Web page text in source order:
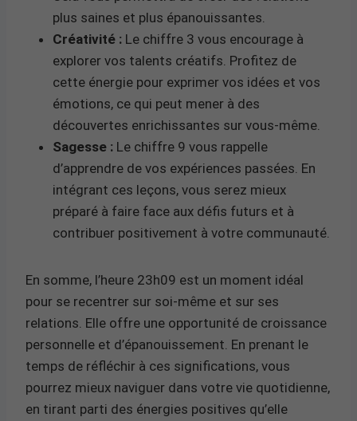
plus saines et plus épanouissantes.
Créativité : Le chiffre 3 vous encourage à
explorer vos talents créatifs. Profitez de
cette énergie pour exprimer vos idées et vos
émotions, ce qui peut mener à des
découvertes enrichissantes sur vous-même.
Sagesse : Le chiffre 9 vous rappelle
d’apprendre de vos expériences passées. En
intégrant ces leçons, vous serez mieux
préparé à faire face aux défis futurs et à
contribuer positivement à votre communauté.
En somme, l’heure 23h09 est un moment idéal
pour se recentrer sur soi-même et sur ses
relations. Elle offre une opportunité de croissance
personnelle et d’épanouissement. En prenant le
temps de réfléchir à ces significations, vous
pourrez mieux naviguer dans votre vie quotidienne,
en tirant parti des énergies positives qu’elle